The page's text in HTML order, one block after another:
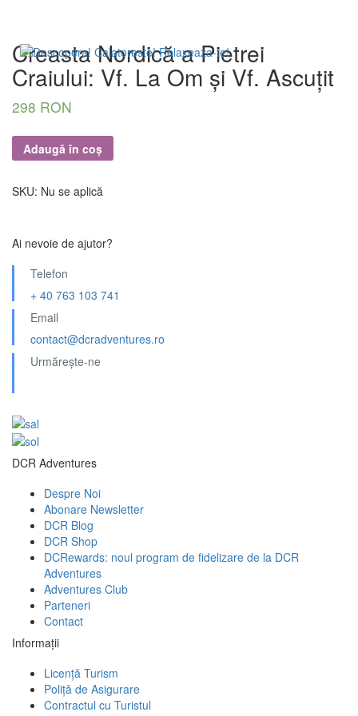
Creasta Nordică a Pietrei
Craiului: Vf. La Om și Vf. Ascuțit
298 RON
Adaugă în coș
SKU: Nu se aplică
Ai nevoie de ajutor?
Telefon
+ 40 763 103 741
Email
contact@dcradventures.ro
Urmărește-ne
DCR Adventures
Despre Noi
Abonare Newsletter
DCR Blog
DCR Shop
DCRewards: noul program de fidelizare de la DCR
Adventures
Adventures Club
Parteneri
Contact
Informații
Licență Turism
Poliță de Asigurare
Contractul cu Turistul